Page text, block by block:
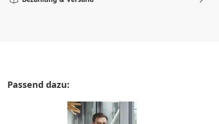
Produktgalerie überspringen
Passend dazu: